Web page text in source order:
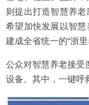
则提出打造智慧养
希望加快发展以智慧
建成全省统一的“浙里
公众对智慧养老接受
设备。其中，一键呼